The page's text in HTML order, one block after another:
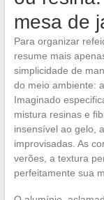
mesa de
Para organizar
resume mais
simplicidade de
do meio ambiente:
Imaginado
mistura resinas e
insensível ao gelo,
improvisadas. As
verões, a textura
perfeitamente sua